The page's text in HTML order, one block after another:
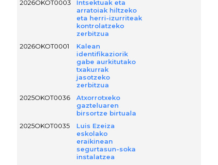
2026OKOT0003
Intsektuak eta
arratoiak hiltzeko
eta herri-izurriteak
kontrolatzeko
zerbitzua
2026OKOT0001
Kalean
identifikaziorik
gabe aurkitutako
txakurrak
jasotzeko
zerbitzua
2025OKOT0036
Atxorrotxeko
gazteluaren
birsortze birtuala
2025OKOT0035
Luis Ezeiza
eskolako
eraikinean
segurtasun-soka
instalatzea